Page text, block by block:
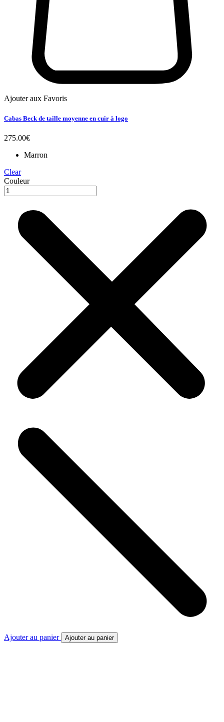
Ajouter aux Favoris
Cabas Beck de taille moyenne en cuir à logo
275.00€
Marron
Clear
Couleur
Ajouter au panier Ajouter au panier